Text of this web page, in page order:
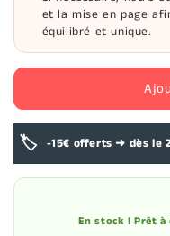
et la mise en page
équilibré et unique.
🏷️ -15€ offerts ➜ dès le
En stock ! Prêt